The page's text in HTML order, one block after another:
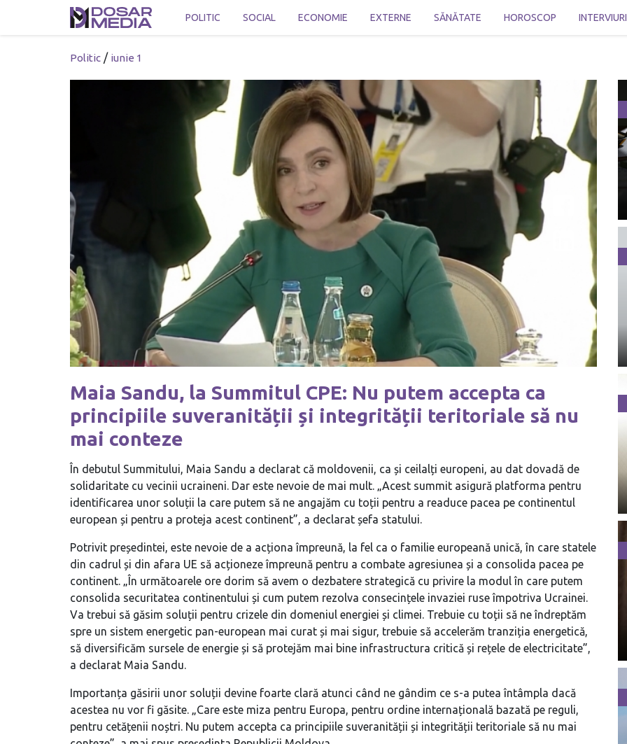
POLITIC SOCIAL ECONOMIE EXTERNE SĂNĂTATE HOROSCOP INTERVIURI
Politic / iunie 1
Maia Sandu, la Summitul CPE: Nu putem accepta ca
principiile suveranității și integrității teritoriale să nu
mai conteze
În debutul Summitului, Maia Sandu a declarat că moldovenii, ca și ceilalți europeni, au dat dovadă de
solidaritate cu vecinii ucraineni. Dar este nevoie de mai mult. „Acest summit asigură platforma pentru
identificarea unor soluții la care putem să ne angajăm cu toții pentru a readuce pacea pe continentul
european și pentru a proteja acest continent”, a declarat șefa statului.
Potrivit președintei, este nevoie de a acționa împreună, la fel ca o familie europeană unică, în care statele
din cadrul și din afara UE să acționeze împreună pentru a combate agresiunea și a consolida pacea pe
continent. „În următoarele ore dorim să avem o dezbatere strategică cu privire la modul în care putem
consolida securitatea continentului și cum putem rezolva consecințele invaziei ruse împotriva Ucrainei.
Va trebui să găsim soluții pentru crizele din domeniul energiei și climei. Trebuie cu toții să ne îndreptăm
spre un sistem energetic pan-european mai curat și mai sigur, trebuie să accelerăm tranziția energetică,
să diversificăm sursele de energie și să protejăm mai bine infrastructura critică și rețele de electricitate”,
a declarat Maia Sandu.
Importanța găsirii unor soluții devine foarte clară atunci când ne gândim ce s-a putea întâmpla dacă
acestea nu vor fi găsite. „Care este miza pentru Europa, pentru ordine internațională bazată pe reguli,
pentru cetățenii noștri. Nu putem accepta ca principiile suveranității și integrității teritoriale să nu mai